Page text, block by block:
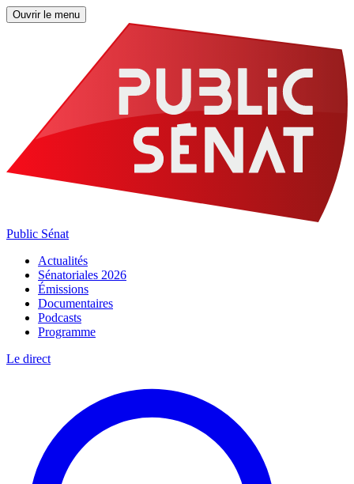
Ouvrir le menu
Public Sénat
Actualités
Sénatoriales 2026
Émissions
Documentaires
Podcasts
Programme
Le direct